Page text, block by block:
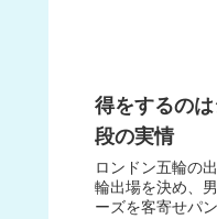
得をするの
段の実情
ロンドン五輪の
輪出場を決め、
ーズを客寄せパン